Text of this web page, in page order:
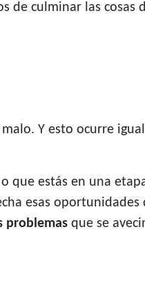
de culminar las cosas
Y esto ocurre
o que estás en una
esas oportunidades
problemas que se